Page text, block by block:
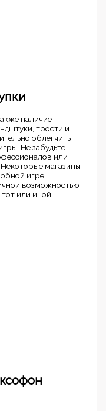
наличие
трости и
облегчить
Не забудьте
или
Некоторые магазины
игре
возможностью
тот или иной